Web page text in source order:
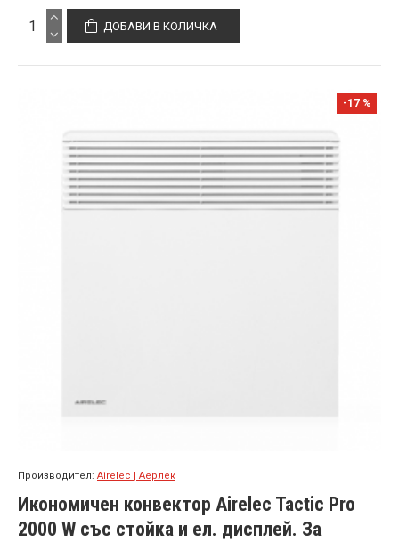
ДОБАВИ В КОЛИЧКА
-17 %
Производител: Airelec | Аерлек
Икономичен конвектор Airelec Tactic Pro
2000 W със стойка и ел. дисплей. За